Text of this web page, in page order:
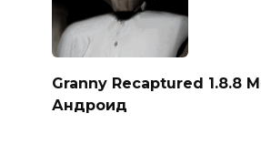
Granny Recaptured 1.8.8
Андроид